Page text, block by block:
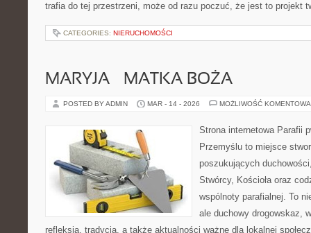
trafia do tej przestrzeni, może od razu poczuć, że jest to projekt
CATEGORIES: NIERUCHOMOŚCI
MARYJA – MATKA BOŻA
POSTED BY ADMIN MAR - 14 - 2026 MOŻLIWOŚĆ
Strona internetowa Parafii
Przemyślu to miejsce
poszukujących
Stwórcy, Kościoła oraz
wspólnoty parafialnej. To
ale duchowy drogowskaz,
refleksja, tradycja, a także aktualności ważne dla lokalnej